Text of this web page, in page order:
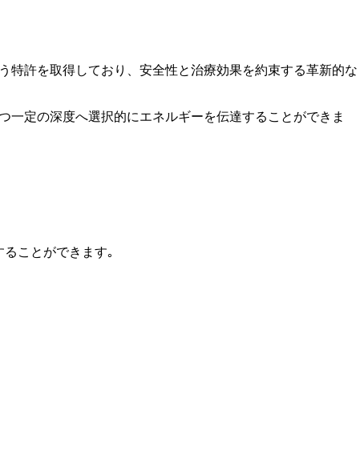
特許を取得しており、安全性と治療効果を約束する革新的な
定の深度へ選択的にエネルギーを伝達することができま
ことができます｡